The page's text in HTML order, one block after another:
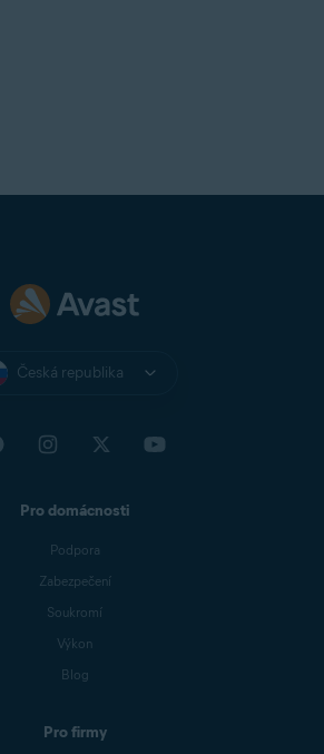
Česká republika
Pro domácnosti
Podpora
Zabezpečení
Soukromí
Výkon
Blog
Pro firmy